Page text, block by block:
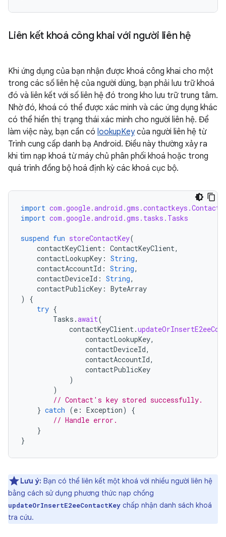
Liên kết khoá công khai với người liên hệ
Khi ứng dụng của bạn nhận được khoá công khai cho một
trong các số liên hệ của người dùng, bạn phải lưu trữ khoá
đó và liên kết với số liên hệ đó trong kho lưu trữ trung tâm.
Nhờ đó, khoá có thể được xác minh và các ứng dụng khác
có thể hiển thị trạng thái xác minh cho người liên hệ. Để
làm việc này, bạn cần có lookupKeycủa người liên hệ từ
Trình cung cấp danh bạ Android. Điều này thường xảy ra
khi tìm nạp khoá từ máy chủ phân phối khoá hoặc trong
quá trình đồng bộ hoá định kỳ các khoá cục bộ.
import
import com.google.android.gms.tasks.Tasks
suspend fun storeContactKey(
contactKeyClient : ContactKeyClient,
contactLookupKey : String,
contactAccountId : String,
contactDeviceId : String,
contactPublicKey : ByteArray
)
{
try {
Tasks .await(
contactKeyClient.
contactLookupKey,
contactDeviceId,
contactAccountId,
contactPublicKey
)
)
// Contact's key stored successfully.
} catch (e : Exception)
{
// Handle error.
}
}
Lưu ý: Bạn có thể liên kết một khoá với nhiều người liên hệ
bằng cách sử dụng phương thức nạp chồng
updateOrInsertE2eeContactKey chấp nhận danh sách khoá
tra cứu.